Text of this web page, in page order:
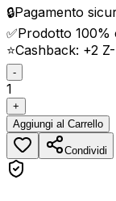
🔒Pagamento
✅Prodotto 100%
⭐Cashback: +2
-
1
+
Aggiungi al Carrello
Condividi